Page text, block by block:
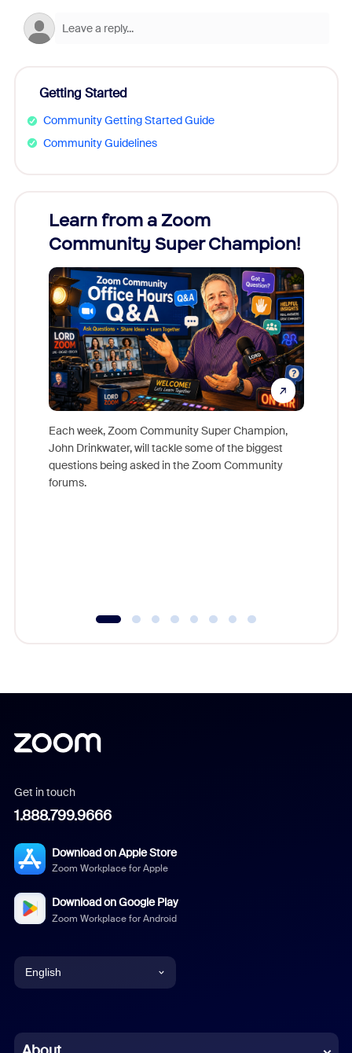
Getting Started
Community Getting Started Guide
Community Guidelines
Learn from a Zoom
Community Super Champion!
Each week, Zoom Community Super Champion,
John Drinkwater, will tackle some of the biggest
questions being asked in the Zoom Community
forums.
Get in touch
1.888.799.9666
Download on Apple Store
Zoom Workplace for Apple
Download on Google Play
Zoom Workplace for Android
English
Chinese (Simplified)